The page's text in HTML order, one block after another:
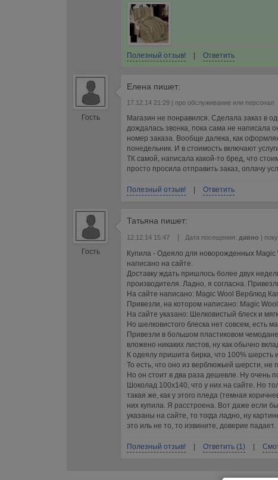
Полезный отзыв! Ответить
Гость
Елена пишет:
17.12.14 21:29 | про обслуживание или персонал
Магазин не понравился. Сделала заказ в
дождалась звонка, пока сама не
номер заказа. Вообще далека, как
понедельник. И в стоимость включают
ТК самой, написала какой-то бред, что
просто просила отправить заказ, оплачу
Полезный отзыв! Ответить
Гость
Татьяна пишет:
12.12.14 15:47 Дата посещения: давно |
Купила - Одеяло для новорожденных
написано на сайте.
Доставку ждать пришлось более двух
производителя. Ладно, я согласна.
На сайте написано: Magic Wool Верблюд
Привезли, на котором написано: Magic
На сайте указано: Шелковистый блеск и
Но шелковистого блеска нет совсем, есть
Привезли в большом пластиковом
вложено никаких листов, ну как обычно
К одеялу пришита бирка, что 100% шерсть
То есть, что оно из верблюжьей шерсти,
Но он стоит в два раза дешевле. Ну
Шоколад 100х140, что у них на сайте. Но
такая же, как у этого пледа (темная
них купила. Я расстроена. Вот даже если
указаны на сайте, то тогда ладно, ну
это иль не то, то извините, доверие падает.
Полезный отзыв! Ответить (1)